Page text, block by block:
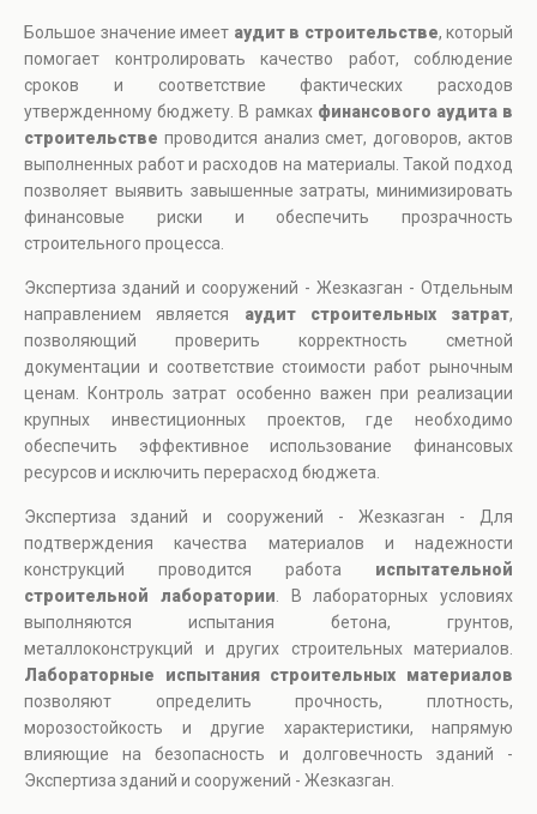
Большое значение имеет аудит в строительстве, который
помогает контролировать качество работ, соблюдение
сроков и соответствие фактических расходов
утвержденному бюджету. В рамках финансового аудита в
строительстве проводится анализ смет, договоров, актов
выполненных работ и расходов на материалы. Такой подход
позволяет выявить завышенные затраты, минимизировать
финансовые риски и обеспечить прозрачность
строительного процесса.
Экспертиза зданий и сооружений - Жезказган - Отдельным
направлением является аудит строительных затрат,
позволяющий проверить корректность сметной
документации и соответствие стоимости работ рыночным
ценам. Контроль затрат особенно важен при реализации
крупных инвестиционных проектов, где необходимо
обеспечить эффективное использование финансовых
ресурсов и исключить перерасход бюджета.
Экспертиза зданий и сооружений - Жезказган - Для
подтверждения качества материалов и надежности
конструкций проводится работа испытательной
строительной лаборатории . В лабораторных условиях
выполняются испытания бетона, грунтов,
металлоконструкций и других строительных материалов.
Лабораторные испытания строительных материалов
позволяют определить прочность, плотность,
морозостойкость и другие характеристики, напрямую
влияющие на безопасность и долговечность зданий -
Экспертиза зданий и сооружений - Жезказган.